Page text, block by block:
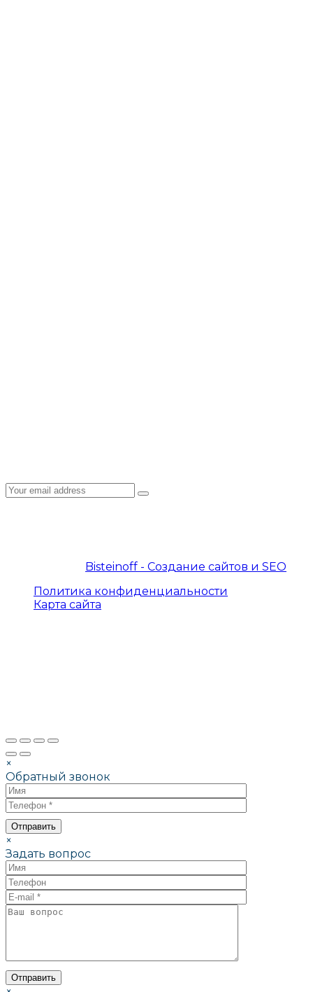
Bisteinoff - Создание сайтов и SEO
Политика конфиденциальности
Карта сайта
×
Обратный звонок
×
Задать вопрос